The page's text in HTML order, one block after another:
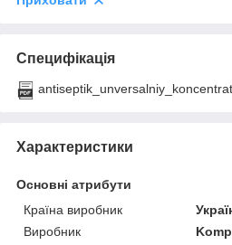
Специфікація
Характеристики
Основні атрибути
Країна виробник
Виробник